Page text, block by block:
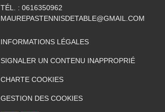
TÉL. : 0616350962
MAUREPASTENNISDETABLE@GMAIL.COM
INFORMATIONS LÉGALES
SIGNALER UN CONTENU INAPPROPRIÉ
CHARTE COOKIES
GESTION DES COOKIES